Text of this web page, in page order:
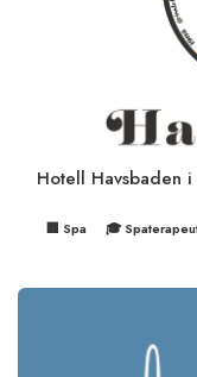
Hotell Havsbaden
🏢 Spa 🎓